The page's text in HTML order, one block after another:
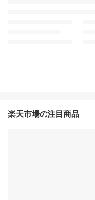
楽天市場の注目商品